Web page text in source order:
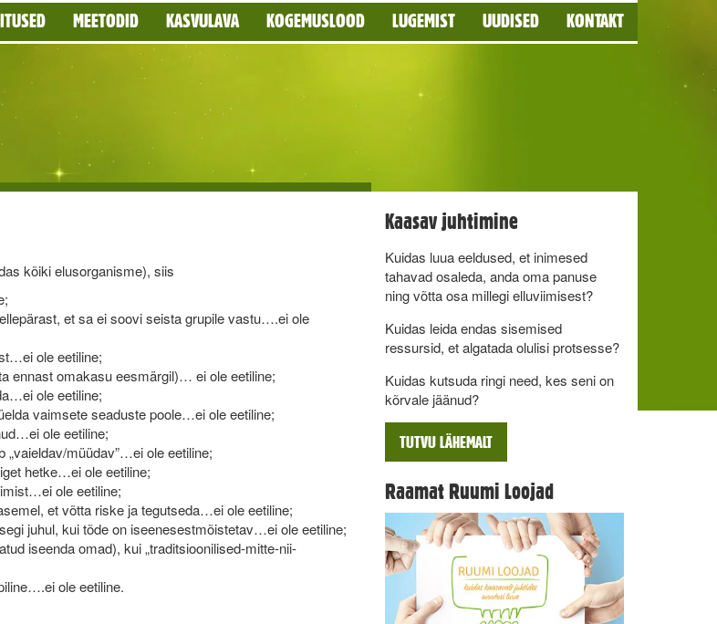
MEETODID KASVULAVA KOGEMUSLOOD LUGEMIST UUDISED KONTAKT
kõiki elusorganisme), siis
et sa ei soovi seista grupile vastu….ei ole
ole eetiline;
ennast omakasu eesmärgil)… ei ole eetiline;
ole eetiline;
vaimsete seaduste poole…ei ole eetiline;
ole eetiline;
„vaieldav/müüdav”…ei ole eetiline;
hetke…ei ole eetiline;
ole eetiline;
et võtta riske ja tegutseda…ei ole eetiline;
juhul, kui tõde on iseenesestmõistetav…ei ole eetiline;
iseenda omad), kui „traditsioonilised-mitte-nii-
ole eetiline.
Kaasav juhtimine
Kuidas luua eeldused, et inimesed
tahavad osaleda, anda oma panuse
ning võtta osa millegi elluviimisest?
Kuidas leida endas sisemised
ressursid, et algatada olulisi protsesse?
Kuidas kutsuda ringi need, kes seni on
kõrvale jäänud?
TUTVU LÄHEMALT
Raamat Ruumi Loojad